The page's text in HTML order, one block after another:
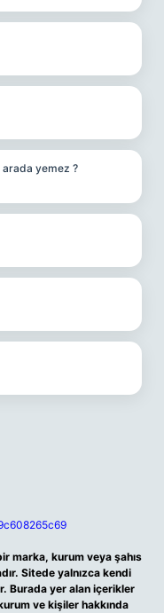
yemez ?
marka, kurum veya şahıs
Sitede yalnızca kendi
Burada yer alan içerikler
ve kişiler hakkında